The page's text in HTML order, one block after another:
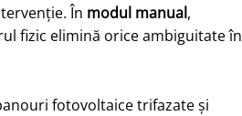
În modul manual,
fizic elimină orice ambiguitate în
fotovoltaice trifazate și